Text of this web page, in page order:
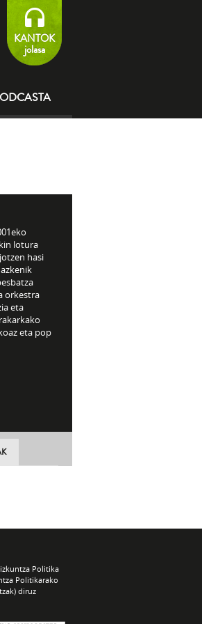
KANTOK
jolasa
lotura
hasi
orkestra
eta
eta pop
Politika
Politikarako
diruz